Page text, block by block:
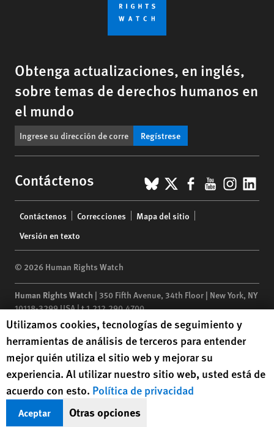
Obtenga actualizaciones, en inglés,
sobre temas de derechos humanos en
el mundo
Regístrese
Contáctenos BlueSky
X Facebook
YouTube
menu
Contáctenos Correcciones
Mapa del sitio
Versión en texto
© 2026 Human Rights Watch
Human Rights Watch | 350 Fifth Avenue, 34th Floor | New York, NY
10118-3299USA|t1.212.290.4700
Human Rights Watchis a 501(C)(3) nonprofit registered in the US
under EIN: 13-2875808
Human Rights Watch cookie preferences
Utilizamos cookies, tecnologías de seguimiento y
herramientas de análisis de terceros para entender
mejor quién utiliza el sitio web y mejorar su
experiencia. Al utilizar nuestro sitio web, usted está de
acuerdo con esto. Política de privacidad
Aceptar Otras opciones